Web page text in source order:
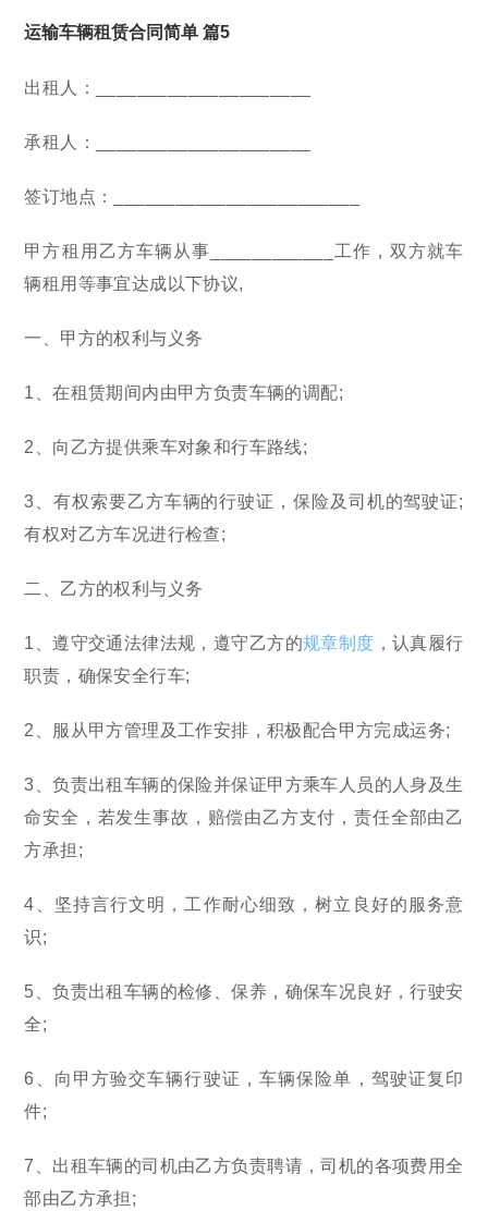
运输车辆租赁合同简单 篇5
出租人：_____________________
承租人：_____________________
签订地点：________________________
甲方租用乙方车辆从事____________工作，双方就车
辆租用等事宜达成以下协议,
一、甲方的权利与义务
1、在租赁期间内由甲方负责车辆的调配;
2、向乙方提供乘车对象和行车路线;
3、有权索要乙方车辆的行驶证，保险及司机的驾驶证;
有权对乙方车况进行检查;
二、乙方的权利与义务
1、遵守交通法律法规，遵守乙方的规章制度 ，认真履行
职责，确保安全行车;
2、服从甲方管理及工作安排，积极配合甲方完成运务;
3、负责出租车辆的保险并保证甲方乘车人员的人身及生
命安全，若发生事故，赔偿由乙方支付，责任全部由乙
方承担;
4、坚持言行文明，工作耐心细致，树立良好的服务意
识;
5、负责出租车辆的检修、保养，确保车况良好，行驶安
全;
6、向甲方验交车辆行驶证，车辆保险单，驾驶证复印
件;
7、出租车辆的司机由乙方负责聘请，司机的各项费用全
部由乙方承担;